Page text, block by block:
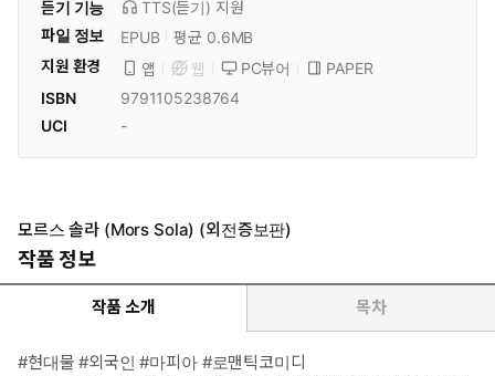
듣기 기능
TTS(듣기) 지원
파일 정보
EPUB
평균 0.6MB
지원 환경
앱 웹 PC뷰어
PAPER
ISBN
9791105238764
UCI
-
모르스 솔라 (Mors Sola) (외전증보판)
작품 정보
작품 소개 목차
#현대물 #외국인 #마피아 #로맨틱코미디